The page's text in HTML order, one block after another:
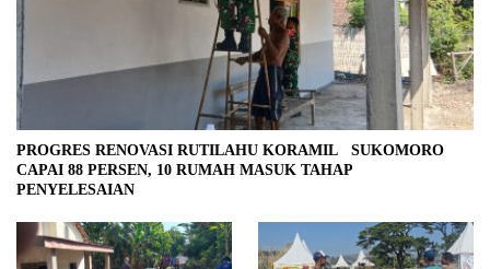
PROGRES RENOVASI RUTILAHU KORAMIL SUKOMORO
CAPAI 88 PERSEN, 10 RUMAH MASUK TAHAP
PENYELESAIAN